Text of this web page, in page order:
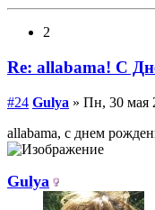
2
Re: allabama! С
#24 Gulya » Пн, 30 мая
allabama, с днем
Gulya